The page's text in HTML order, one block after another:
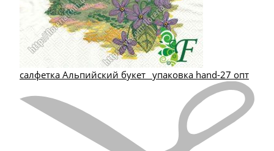
салфетка Альпийский букет_ упаковка hand-27 опт